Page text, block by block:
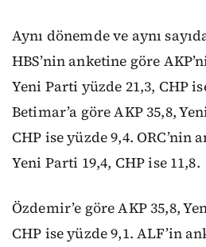
Aynı dönemde ve aynı
HBS’nin anketine göre
Yeni Parti yüzde 21,3, CHP
Betimar’a göre AKP 35,8,
CHP ise yüzde 9,4. ORC’nin
Yeni Parti 19,4, CHP ise 11,8.
Özdemir’e göre AKP 35,8,
CHP ise yüzde 9,1. ALF’in